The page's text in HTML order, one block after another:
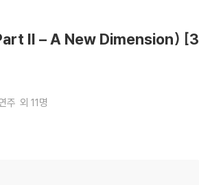
II – A New Dimension) [3
주 외 11명